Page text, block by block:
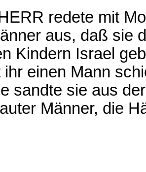
redete mit
aus, daß sie
Kindern Israel
einen Mann
sandte sie aus
Männer, die